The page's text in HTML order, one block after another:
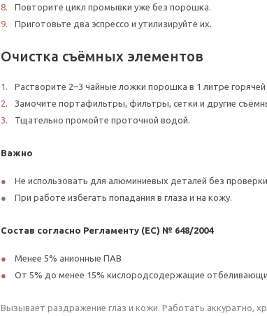
Повторите цикл промывки уже без порошка.
Приготовьте два эспрессо и утилизируйте их.
Очистка съёмных элементов
Растворите 2–3 чайные ложки порошка в 1 литре
Замочите портафильтры, фильтры, сетки и другие
Тщательно промойте проточной водой.
Важно
Не использовать для алюминиевых деталей без
При работе избегать попадания в глаза и на кожу.
Состав согласно Регламенту (EC) № 648/2004
Менее 5% анионные ПАВ
От 5% до менее 15% кислородсодержащие
Вызывает раздражение глаз и кожи. Работать аккуратно,